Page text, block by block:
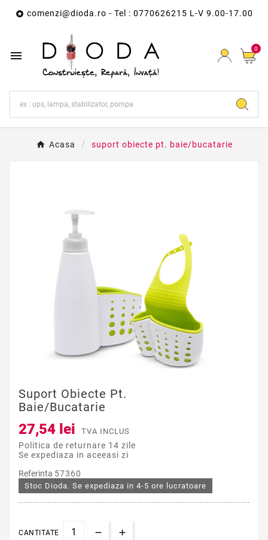
 comenzi@dioda.ro - Tel : 0770626215 L-V 9.00-17.00
 0
Acasa suport obiecte pt. baie/bucatarie
Suport Obiecte Pt.
Baie/bucatarie
27,54 lei TVA INCLUS
Politica de returnare 14 zile
Se expediaza in aceeasi zi
Referinta 57360
Stoc Dioda. Se expediaza in 4-5 ore lucratoare
CANTITATE